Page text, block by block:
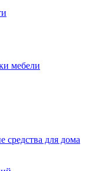
мебели
для дома